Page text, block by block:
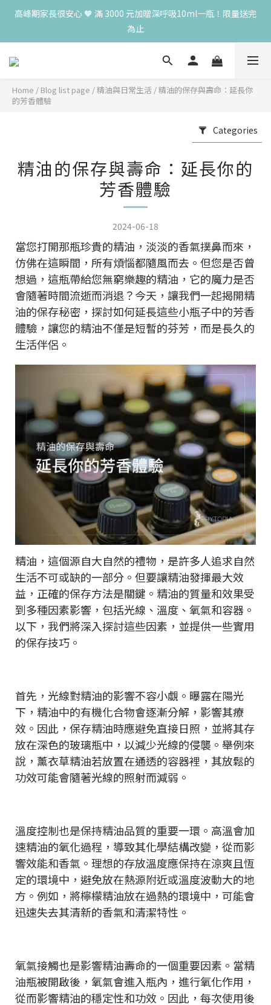
高峰期家長很安心 🧡 滿 3000 元加贈深呼吸10ml一瓶！限量送完
為止
高峰期家長很安心 🧡 滿 3000 元加贈深呼吸10ml一瓶！限量送完
為止
😍 8月慶典！250ml 無痛/深呼吸/橙花開賣！獨享 68 折再送 20ml
😍 50ml 任一瓶結帳享 8 折，任三瓶享 75 折，任五瓶享 7 折！想
高峰期家長很安心 🧡 滿 3000 元加贈深呼吸10ml一瓶！限量送完
Home / Blog list page /精油與日常生活 /精油的保存與壽命：延長你
的芳香體驗
Categories
精油的保存與壽命：延長你的
芳香體驗
2024-06-18
當您打開那瓶珍貴的精油，淡淡的香氣撲鼻而來，
仿佛在這瞬間，所有煩惱都隨風而去。但您是否曾
想過，這瓶帶給您無窮樂趣的精油，它的魔力是否
會隨著時間流逝而消退？今天，讓我們一起揭開精
油的保存秘密，探討如何延長這些小瓶子中的芳香
體驗，讓您的精油不僅是短暫的芬芳，而是長久的
生活伴侶。
精油，這個源自大自然的禮物，是許多人追求自然
生活不可或缺的一部分。但要讓精油發揮最大效
益，正確的保存方法是關鍵。精油的質量和效果受
到多種因素影響，包括光線、溫度、氧氣和容器。
以下，我們將深入探討這些因素，並提供一些實用
的保存技巧。
首先，光線對精油的影響不容小覷。曝露在陽光
下，精油中的有機化合物會逐漸分解，影響其療
效。因此，保存精油時應避免直接日照，並將其存
放在深色的玻璃瓶中，以減少光線的侵襲。舉例來
說，薰衣草精油若放置在通透的容器裡，其放鬆的
功效可能會隨著光線的照射而減弱。
溫度控制也是保持精油品質的重要一環。高溫會加
速精油的氧化過程，導致其化學結構改變，從而影
響效能和香氣。理想的存放溫度應保持在涼爽且恆
定的環境中，避免放在熱源附近或溫度波動大的地
方。例如，將檸檬精油放在過熱的環境中，可能會
迅速失去其清新的香氣和清潔特性。
氧氣接觸也是影響精油壽命的一個重要因素。當精
油瓶被開啟後，氧氣會進入瓶內，進行氧化作用，
從而影響精油的穩定性和功效。因此，每次使用後